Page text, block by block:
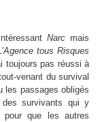
Narc mais
tous Risques
toujours pas réussi à
venant du survival
les passages obligés
survivants qui y
que les autres